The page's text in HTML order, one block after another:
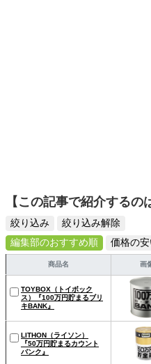
【この記事で紹介するの
絞り込み
絞り込み解除
編集部のおすすめ順
価格の
商品名 画
TOYBOX（トイボック
ス）『100万円貯まるブリ
キBANK』
LITHON（ライソン）
『50万円貯まるカウント
バンク』